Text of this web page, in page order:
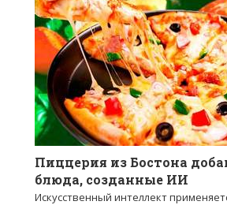
Пиццерия из Бостона
блюда, созданные ИИ
Искусственный интеллект